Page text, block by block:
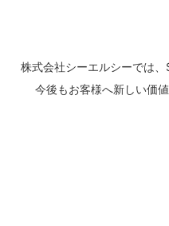
株式会社シーエルシーでは
今後もお客様へ新しい価